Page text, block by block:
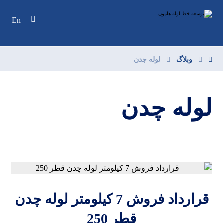
En
وبلاگ لوله چدن
لوله چدن
قرارداد فروش 7 کیلومتر لوله چدن
قطر 250